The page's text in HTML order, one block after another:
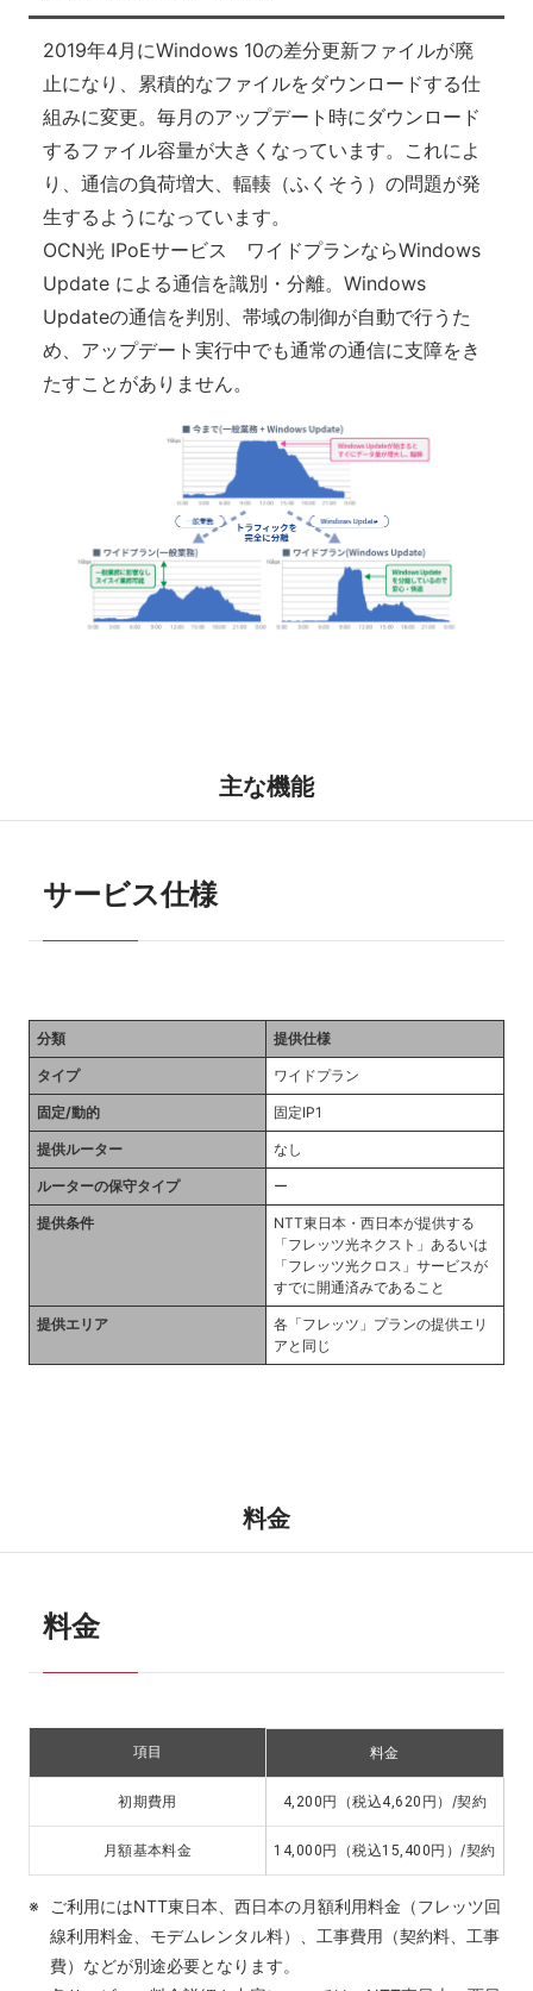
2019年4月にWindows 10の差分更新ファイルが廃
止になり、累積的なファイルをダウンロードする仕
組みに変更。毎月のアップデート時にダウンロード
するファイル容量が大きくなっています。これによ
り、通信の負荷増大、輻輳（ふくそう）の問題が発
生するようになっています。
OCN光 IPoEサービス ワイドプランならWindows
Update による通信を識別・分離。Windows
Updateの通信を判別、帯域の制御が自動で行うた
め、アップデート実行中でも通常の通信に支障をき
たすことがありません。
主な機能
サービス仕様
分類 提供仕様
タイプ ワイドプラン
固定/動的 固定IP1
提供ルーター なし
ルーターの保守タイプ ー
提供条件
NTT東日本・西日本が提供する
「フレッツ光ネクスト」あるいは
「フレッツ光クロス」サービスが
すでに開通済みであること
提供エリア
各「フレッツ」プランの提供エリ
アと同じ
料金
料金
項目 料金
初期費用 4,200円（税込4,620 円）/契約
月額基本料金 14,000円（税込15,400円）/契約
ご利用にはNTT東日本、西日本の月額利用料金（フレッツ回
線利用料金、モデムレンタル料）、工事費用（契約料、工事
費）などが別途必要となります。